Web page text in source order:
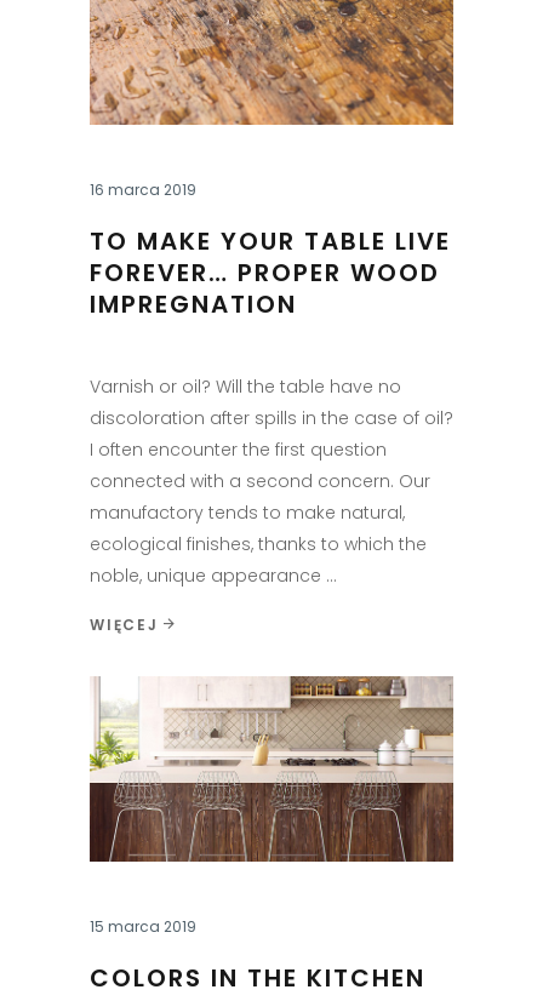
16 marca 2019
TO MAKE YOUR TABLE LIVE
FOREVER… PROPER WOOD
IMPREGNATION
Varnish or oil? Will the table have no
discoloration after spills in the case of oil?
I often encounter the first question
connected with a second concern. Our
manufactory tends to make natural,
ecological finishes, thanks to which the
noble, unique appearance
WIĘCEJ
15 marca 2019
COLORS IN THE KITCHEN